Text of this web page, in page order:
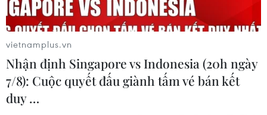
vietnamplus.vn
Nhận định Singapore vs Indonesia (20h ngày
7/8): Cuộc quyết đấu giành tấm vé bán kết
duy …